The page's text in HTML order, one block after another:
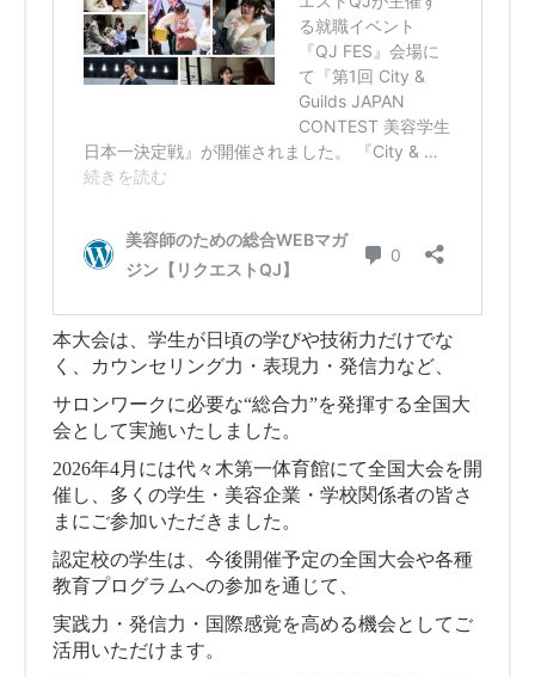
本大会は、学生が日頃の学びや技術力だけでな
く、カウンセリング力・表現力・発信力など、
サロンワークに必要な“総合力”を発揮する全国大
会として実施いたしました。
2026年4月には代々木第一体育館にて全国大会を開
催し、多くの学生・美容企業・学校関係者の皆さ
まにご参加いただきました。
認定校の学生は、今後開催予定の全国大会や各種
教育プログラムへの参加を通じて、
実践力・発信力・国際感覚を高める機会としてご
活用いただけます。